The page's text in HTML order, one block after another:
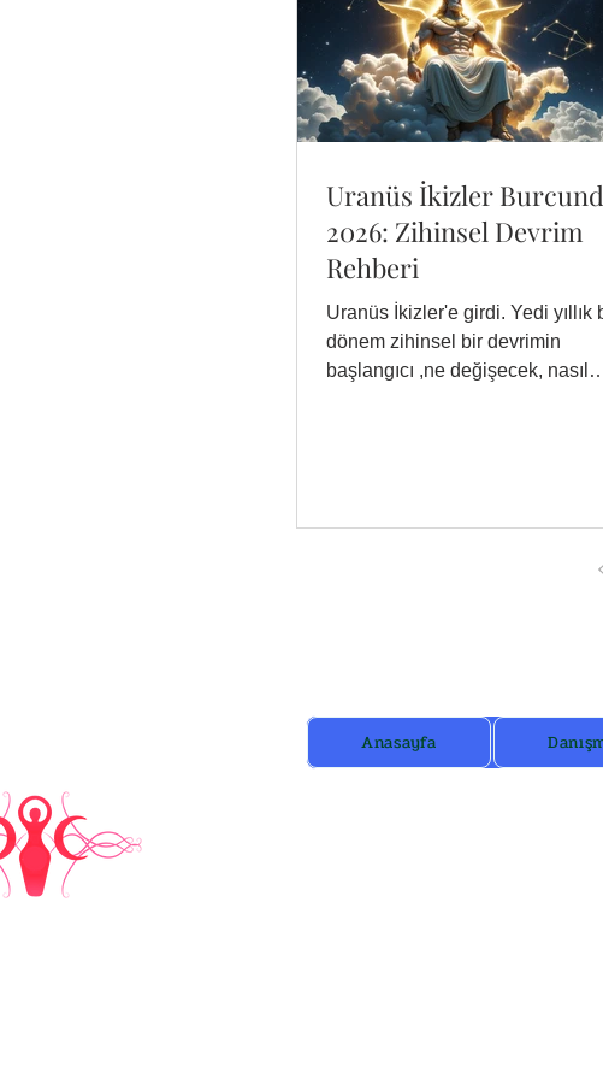
Uranüs İkizler
2026: Zihinsel Devrim
Rehberi
Uranüs İkizler'e girdi. Yedi yıllık
dönem zihinsel bir devrimin
başlangıcı ,ne değişecek, nasıl
Anasayfa